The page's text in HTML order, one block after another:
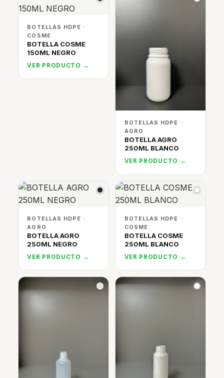
BOTELLAS HDPE ·
COSME
BOTELLA COSME
150ML NEGRO
VER PRODUCTO →
BOTELLAS HDPE ·
AGRO
BOTELLA AGRO
250ML BLANCO
VER PRODUCTO →
BOTELLAS HDPE ·
AGRO
BOTELLA AGRO
250ML NEGRO
VER PRODUCTO →
BOTELLAS HDPE ·
COSME
BOTELLA COSME
250ML BLANCO
VER PRODUCTO →